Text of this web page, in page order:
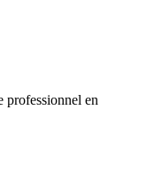
professionnel en